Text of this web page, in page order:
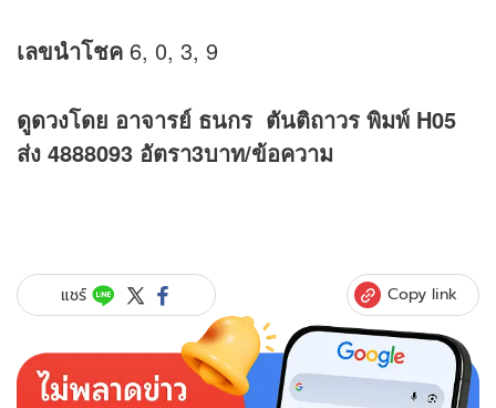
เลขนำโชค 6, 0, 3, 9
ดูดวงโดย อาจารย์ ธนกร ตันติถาวร พิมพ์ H05
ส่ง 4888093 อัตรา3บาท/ข้อความ
แชร์ Copy link